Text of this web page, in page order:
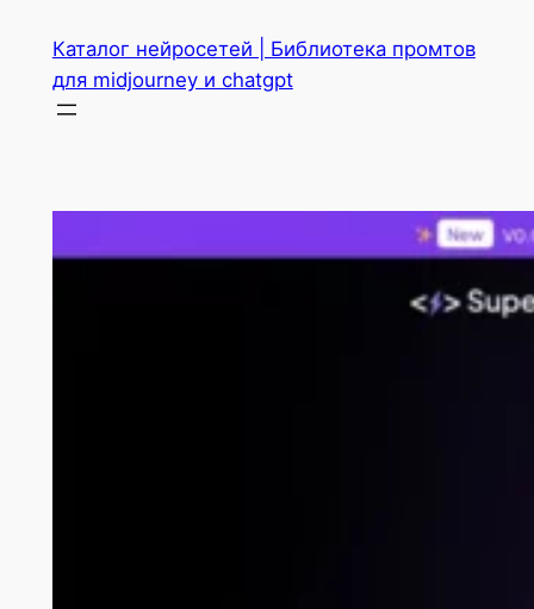
содержимому
Каталог нейросетей | Библиотека промтов
для midjourney и chatgpt